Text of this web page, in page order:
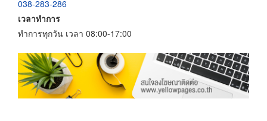
038-283-286
เวลาทำการ
ทำการทุกวัน เวลา 08:00-17:00